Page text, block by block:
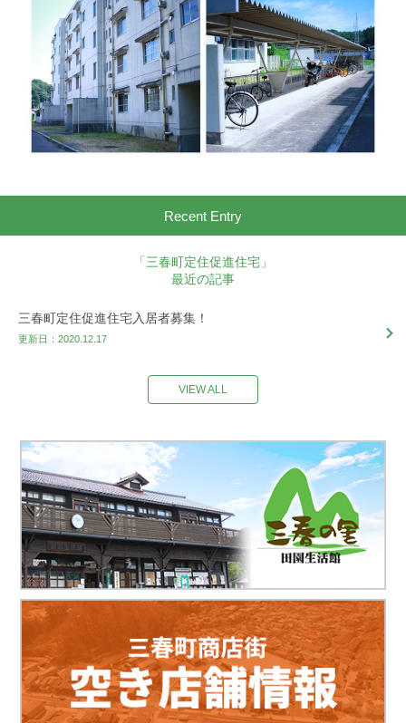
Recent Entry
「三春町定住促進住宅」
最近の記事
三春町定住促進住宅入居者募集！
更新日：2020.12.17
VIEW ALL